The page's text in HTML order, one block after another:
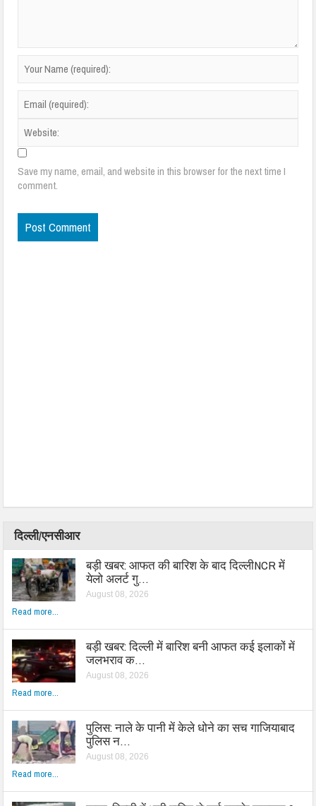
Save my name, email, and website in this browser for the next time I
comment.
दिल्ली/एनसीआर
बड़ी खबर: आफत की बारिश के बाद दिल्लीNCR में
येलो अलर्ट गु…
August 08, 2026
Read more...
बड़ी खबर: दिल्ली में बारिश बनी आफत कई इलाकों में
जलभराव क…
August 08, 2026
Read more...
पुलिस: नाले के पानी में केले धोने का सच गाजियाबाद
पुलिस न…
August 08, 2026
Read more...